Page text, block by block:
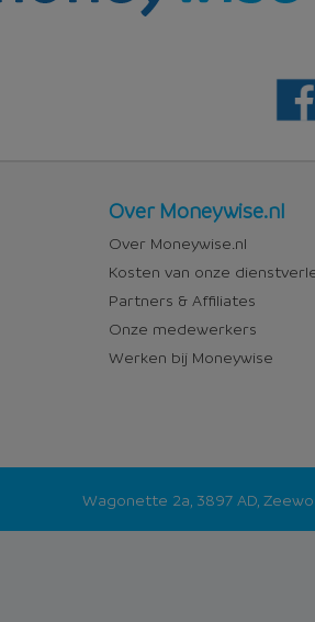
Over
Moneywise
Over Moneywise.nl
Over Moneywise.nl
Kosten van onze
Partners & Affiliates
Onze medewerkers
Werken bij Moneywise
Wagonette 2a, 3897 AD,